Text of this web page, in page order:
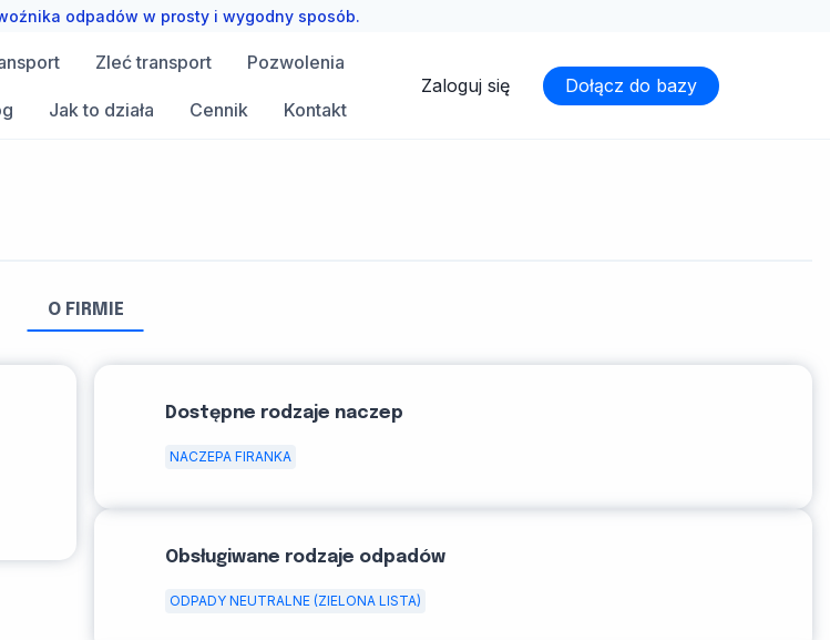
odpadów w prosty i wygodny sposób.
Zleć transport Pozwolenia
Jak to działa Cennik Kontakt
Zaloguj się Dołącz do bazy
O FIRMIE
Dostępne rodzaje naczep
NACZEPA FIRANKA
Obsługiwane rodzaje odpadów
ODPADY NEUTRALNE (ZIELONA LISTA)